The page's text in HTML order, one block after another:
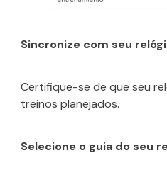
Sincronize com seu
Certifique-se de que seu
treinos planejados.
Selecione o guia do seu